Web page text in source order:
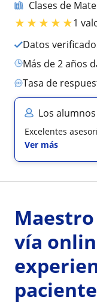
Clases de
★★★★★1
Datos
más de 2 años
Tasa de
Los
Excelentes
Ver más
vía